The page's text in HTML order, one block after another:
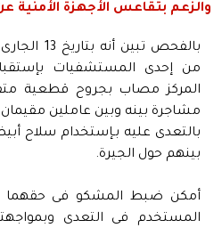
والزعم بتقاعس الأجهزة الأمنية عن
بالفحص
من إحدى المستشفيات
المركز مصاب بجروح قطعية
مشاجرة بينه وبين عاملين مقيمان
بالتعدى عليه بـإستخدام سلاح
بينهم حول الجيرة.
أمكن ضبط المشكو فى حقهما
المستخدم فى التعدى